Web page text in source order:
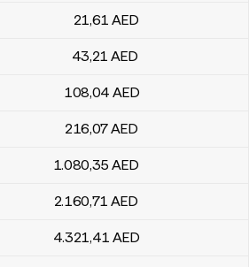
21,61 AED
43,21 AED
108,04 AED
216,07AED
1.080,35 AED
2.160,71 AED
4.321,41 AED